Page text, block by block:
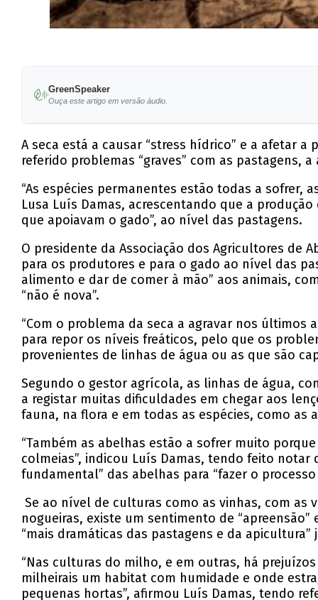
GreenSpeaker
Ouça este artigo em versão áudio.
A seca está a causar “stress hídrico” e a afetar
referido problemas “graves” com as pastagens,
“As espécies permanentes estão todas a sofrer,
Lusa Luís Damas, acrescentando que a
que apoiavam o gado”, ao nível das pastagens.
O presidente da Associação dos Agricultores de
para os produtores e para o gado ao nível das
alimento e dar de comer à mão” aos animais,
“não é nova”.
“Com o problema da seca a agravar nos últimos
para repor os níveis freáticos, pelo que os
provenientes de linhas de água ou as que são
Segundo o gestor agrícola, as linhas de água,
a registar muitas dificuldades em chegar aos
fauna, na flora e em todas as espécies, como as
“Também as abelhas estão a sofrer muito
colmeias”, indicou Luís Damas, tendo feito
fundamental” das abelhas para “fazer o
Se ao nível de culturas como as vinhas, com as
nogueiras, existe um sentimento de
“mais dramáticas das pastagens e da
“Nas culturas do milho, e em outras, há
milheirais um habitat com humidade e onde
pequenas hortas”, afirmou Luís Damas, tendo